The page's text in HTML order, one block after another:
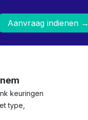
Aanvraag indienen →
keuringen
type,